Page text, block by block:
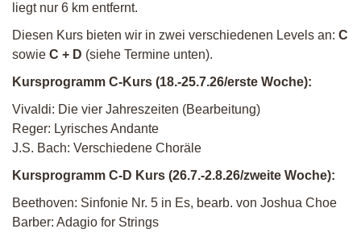
liegt nur 6 km entfernt.
Diesen Kurs bieten wir in zwei verschiedenen Levels an: C
sowie C + D (siehe Termine unten).
Kursprogramm C-Kurs (18.-25.7.26/erste Woche):
Vivaldi: Die vier Jahreszeiten (Bearbeitung)
Reger: Lyrisches Andante
J.S. Bach: Verschiedene Choräle
Kursprogramm C-D Kurs (26.7.-2.8.26/zweite Woche):
Beethoven: Sinfonie Nr. 5 in Es, bearb. von Joshua Choe
Barber: Adagio for Strings